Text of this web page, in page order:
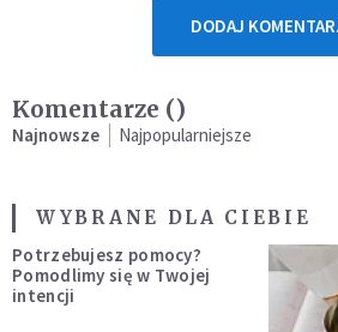
DODAJ
Komentarze ()
Najnowsze Najpopularniejsze
WYBRANE DLA CIEBIE
Potrzebujesz pomocy?
Pomodlimy się w Twojej
intencji